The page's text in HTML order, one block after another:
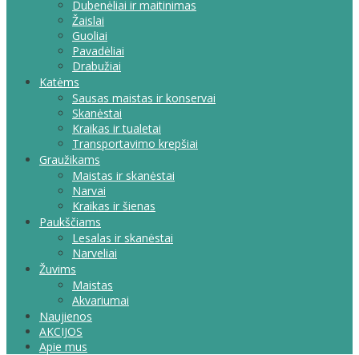
Dubenėliai ir maitinimas
Žaislai
Guoliai
Pavadėliai
Drabužiai
Katėms
Sausas maistas ir konservai
Skanėstai
Kraikas ir tualetai
Transportavimo krepšiai
Graužikams
Maistas ir skanėstai
Narvai
Kraikas ir šienas
Paukščiams
Lesalas ir skanėstai
Narveliai
Žuvims
Maistas
Akvariumai
Naujienos
AKCIJOS
Apie mus